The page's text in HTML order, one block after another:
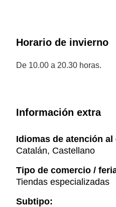
Horario de invierno
De 10.00 a 20.30 horas.
Información extra
Idiomas de atención al
Catalán, Castellano
Tipo de comercio /
Tiendas especializadas
Subtipo: